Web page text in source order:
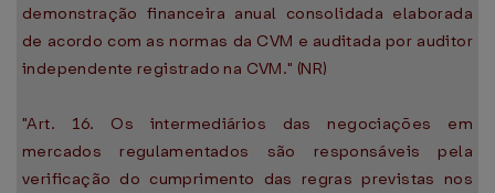
demonstração financeira anual consolidada elaborada
de acordo com as normas da CVM e auditada por auditor
independente registrado na CVM." (NR)
"Art. 16. Os intermediários das negociações em
mercados regulamentados são responsáveis pela
verificação do cumprimento das regras previstas nos